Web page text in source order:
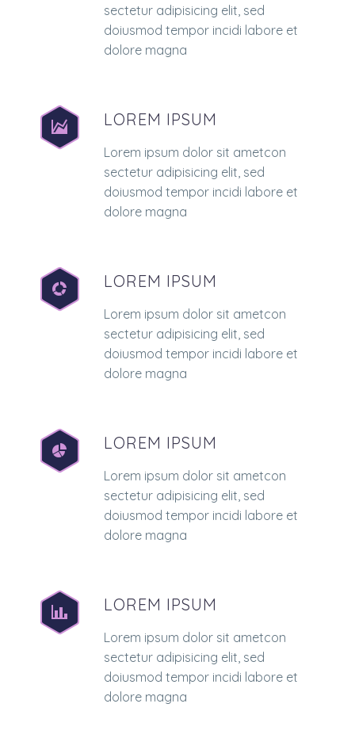
sectetur adipisicing elit, sed
doiusmod tempor incidi labore et
dolore magna
LOREM IPSUM
Lorem ipsum dolor sit ametcon
sectetur adipisicing elit, sed
doiusmod tempor incidi labore et
dolore magna
LOREM IPSUM
Lorem ipsum dolor sit ametcon
sectetur adipisicing elit, sed
doiusmod tempor incidi labore et
dolore magna
LOREM IPSUM
Lorem ipsum dolor sit ametcon
sectetur adipisicing elit, sed
doiusmod tempor incidi labore et
dolore magna
LOREM IPSUM
Lorem ipsum dolor sit ametcon
sectetur adipisicing elit, sed
doiusmod tempor incidi labore et
dolore magna